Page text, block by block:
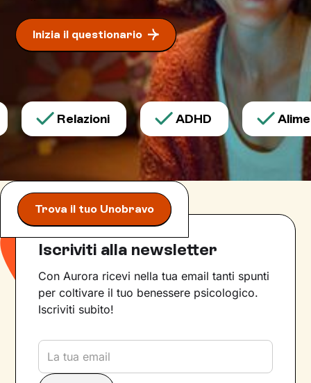
Inizia il questionario
Relazioni ADHD
Trova il tuo Unobravo
Iscriviti alla newsletter
Con Aurora ricevi nella tua email tanti spunti
per coltivare il tuo benessere psicologico.
Iscriviti subito!